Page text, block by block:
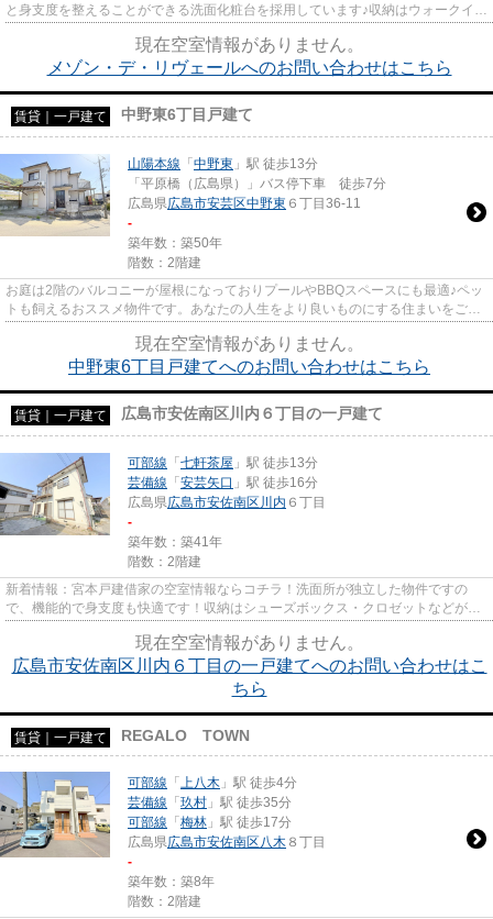
と身支度を整えることができる洗面化粧台を採用しています♪収納はウォークイン
現在空室情報がありません。
メゾン・デ・リヴェールへのお問い合わせはこちら
賃貸｜一戸建て 中野東6丁目戸建て
山陽本線 「 中野東 」駅 徒歩13分
「平原橋（広島県）」バス停下車 徒歩7分
広島県広島市安芸区中野東 ６丁目36-11
-
築年数：築50年
階数：2階建
お庭は2階のバルコニーが屋根になっておりプールやBBQスペースにも最適♪ペッ
トも飼えるおススメ物件です。あなたの人生をより良いものにする住まいをご提
現在空室情報がありません。
中野東6丁目戸建てへのお問い合わせはこちら
賃貸｜一戸建て 広島市安佐南区川内６丁目の一戸建て
可部線 「 七軒茶屋 」駅 徒歩13分
芸備線 「 安芸矢口 」駅 徒歩16分
広島県広島市安佐南区 川内 ６丁目
-
築年数：築41年
階数：2階建
新着情報：宮本戸建借家の空室情報ならコチラ！洗面所が独立した物件ですの
で、機能的で身支度も快適です！収納はシューズボックス・クロゼットなどが備
現在空室情報がありません。
広島市安佐南区川内６丁目の一戸建てへのお問い合わせはこ
ちら
賃貸｜一戸建て REGALO TOWN
可部線 「 上八木 」駅 徒歩4分
芸備線 「 玖村 」駅 徒歩35分
可部線 「 梅林 」駅 徒歩17分
広島県広島市安佐南区八木 ８丁目
-
築年数：築8年
階数：2階建